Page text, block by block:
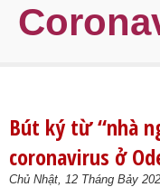
Bút ký từ “nhà
coronavirus ở
Chủ Nhật, 12 Tháng Bảy